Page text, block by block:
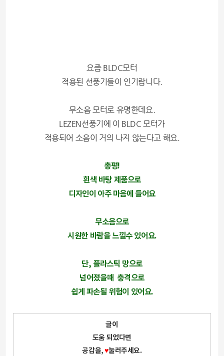
요즘 BLDC모터
적용된 선풍기들이 인기랍니다.
무소음 모터로 유명한데요.
LEZEN선풍기에 이 BLDC 모터가
적용되어 소음이 거의 나지 않는다고 해요.
총평!
흰색 바탕 제품으로
디자인이 아주 마음에 들어요
무소음으로
시원한 바람을 느낄수 있어요.
단, 플라스틱 망으로
넘어졌을때 충격으로
쉽게 파손될 위험이 있어요.
글이
도움 되었다면
공감을,♥눌러주세요.